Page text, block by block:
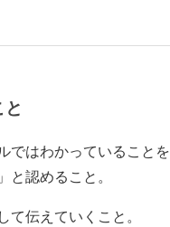
ではわかっていることを
認めること。
伝えていくこと。